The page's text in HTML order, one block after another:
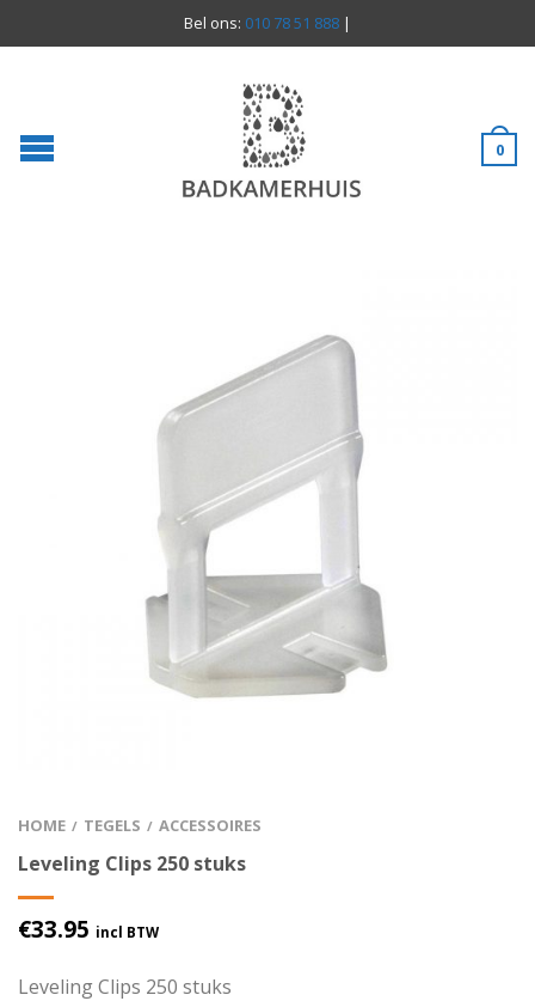
Bel ons: 010 78 51 888 |
0
HOME / TEGELS / ACCESSOIRES
Leveling Clips 250 stuks
€33.95 incl BTW
Leveling Clips 250 stuks